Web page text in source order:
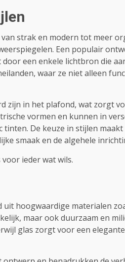
strak en modern tot meer
Een populair
een enkele lichtbron die
waar ze niet alleen
zijn in het plafond, wat zorgt
vormen en kunnen in
De keuze in stijlen
smaak en de algehele
ieder wat wils.
hoogwaardige materialen
maar ook duurzaam en
glas zorgt voor een